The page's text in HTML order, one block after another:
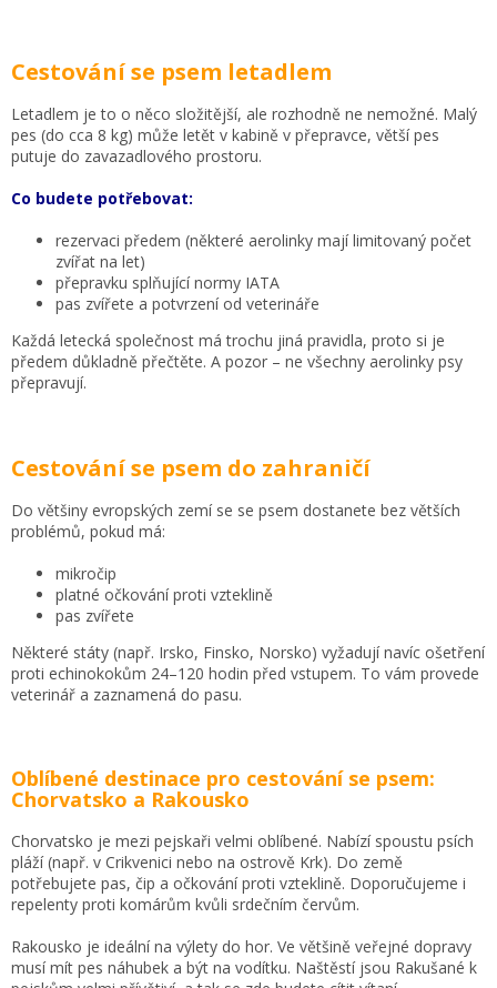
Cestování se psem letadlem
Letadlem je to o něco složitější, ale rozhodně ne nemožné. Malý
pes (do cca 8 kg) může letět v kabině v přepravce, větší pes
putuje do zavazadlového prostoru.
Co budete potřebovat:
rezervaci předem (některé aerolinky mají limitovaný počet
zvířat na let)
přepravku splňující normy IATA
pas zvířete a potvrzení od veterináře
Každá letecká společnost má trochu jiná pravidla, proto si je
předem důkladně přečtěte. A pozor – ne všechny aerolinky psy
přepravují.
Cestování se psem do zahraničí
Do většiny evropských zemí se se psem dostanete bez větších
problémů, pokud má:
mikročip
platné očkování proti vzteklině
pas zvířete
Některé státy (např. Irsko, Finsko, Norsko) vyžadují navíc ošetření
proti echinokokům 24–120 hodin před vstupem. To vám provede
veterinář a zaznamená do pasu.
Oblíbené destinace pro cestování se psem:
Chorvatsko a Rakousko
Chorvatsko je mezi pejskaři velmi oblíbené. Nabízí spoustu psích
pláží (např. v Crikvenici nebo na ostrově Krk). Do země
potřebujete pas, čip a očkování proti vzteklině. Doporučujeme i
repelenty proti komárům kvůli srdečním červům.
Rakousko je ideální na výlety do hor. Ve většině veřejné dopravy
musí mít pes náhubek a být na vodítku. Naštěstí jsou Rakušané k